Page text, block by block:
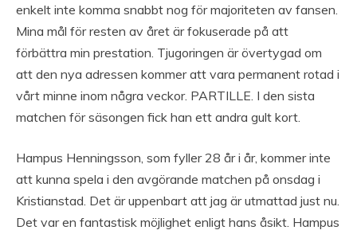
enkelt inte komma snabbt nog för majoriteten av fansen.
Mina mål för resten av året är fokuserade på att
förbättra min prestation. Tjugoringen är övertygad om
att den nya adressen kommer att vara permanent rotad i
vårt minne inom några veckor. PARTILLE. I den sista
matchen för säsongen fick han ett andra gult kort.
Hampus Henningsson, som fyller 28 år i år, kommer inte
att kunna spela i den avgörande matchen på onsdag i
Kristianstad. Det är uppenbart att jag är utmattad just nu.
Det var en fantastisk möjlighet enligt hans åsikt. Hampus